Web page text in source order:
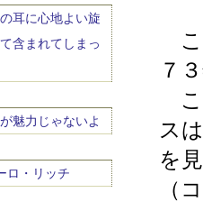
耳に心地よい旋
含まれてしまっ
魅力じゃないよ
ロ・リッチ
こ
７
こ
ス
を
（